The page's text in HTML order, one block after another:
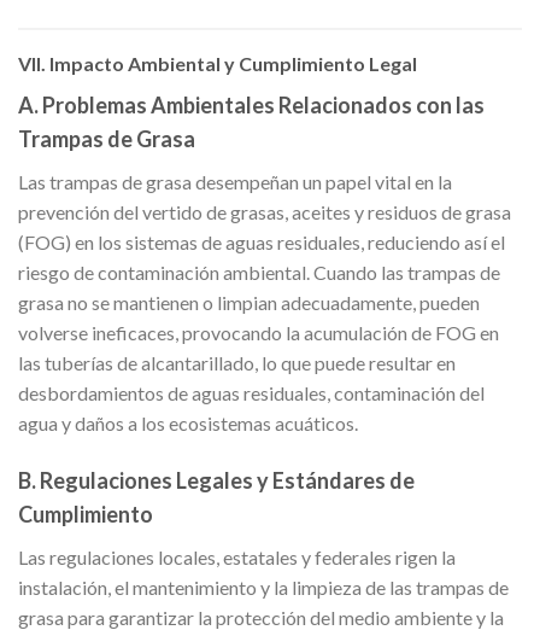
VII. Impacto Ambiental y Cumplimiento Legal
A. Problemas Ambientales Relacionados con las
Trampas de Grasa
Las trampas de grasa desempeñan un papel vital en la
prevención del vertido de grasas, aceites y residuos de grasa
(FOG) en los sistemas de aguas residuales, reduciendo así el
riesgo de contaminación ambiental. Cuando las trampas de
grasa no se mantienen o limpian adecuadamente, pueden
volverse ineficaces, provocando la acumulación de FOG en
las tuberías de alcantarillado, lo que puede resultar en
desbordamientos de aguas residuales, contaminación del
agua y daños a los ecosistemas acuáticos.
B. Regulaciones Legales y Estándares de
Cumplimiento
Las regulaciones locales, estatales y federales rigen la
instalación, el mantenimiento y la limpieza de las trampas de
grasa para garantizar la protección del medio ambiente y la